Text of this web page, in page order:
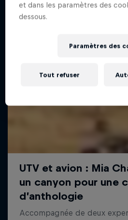
et dans les paramètres des
dessous.
Paramètres des
Tout refuser